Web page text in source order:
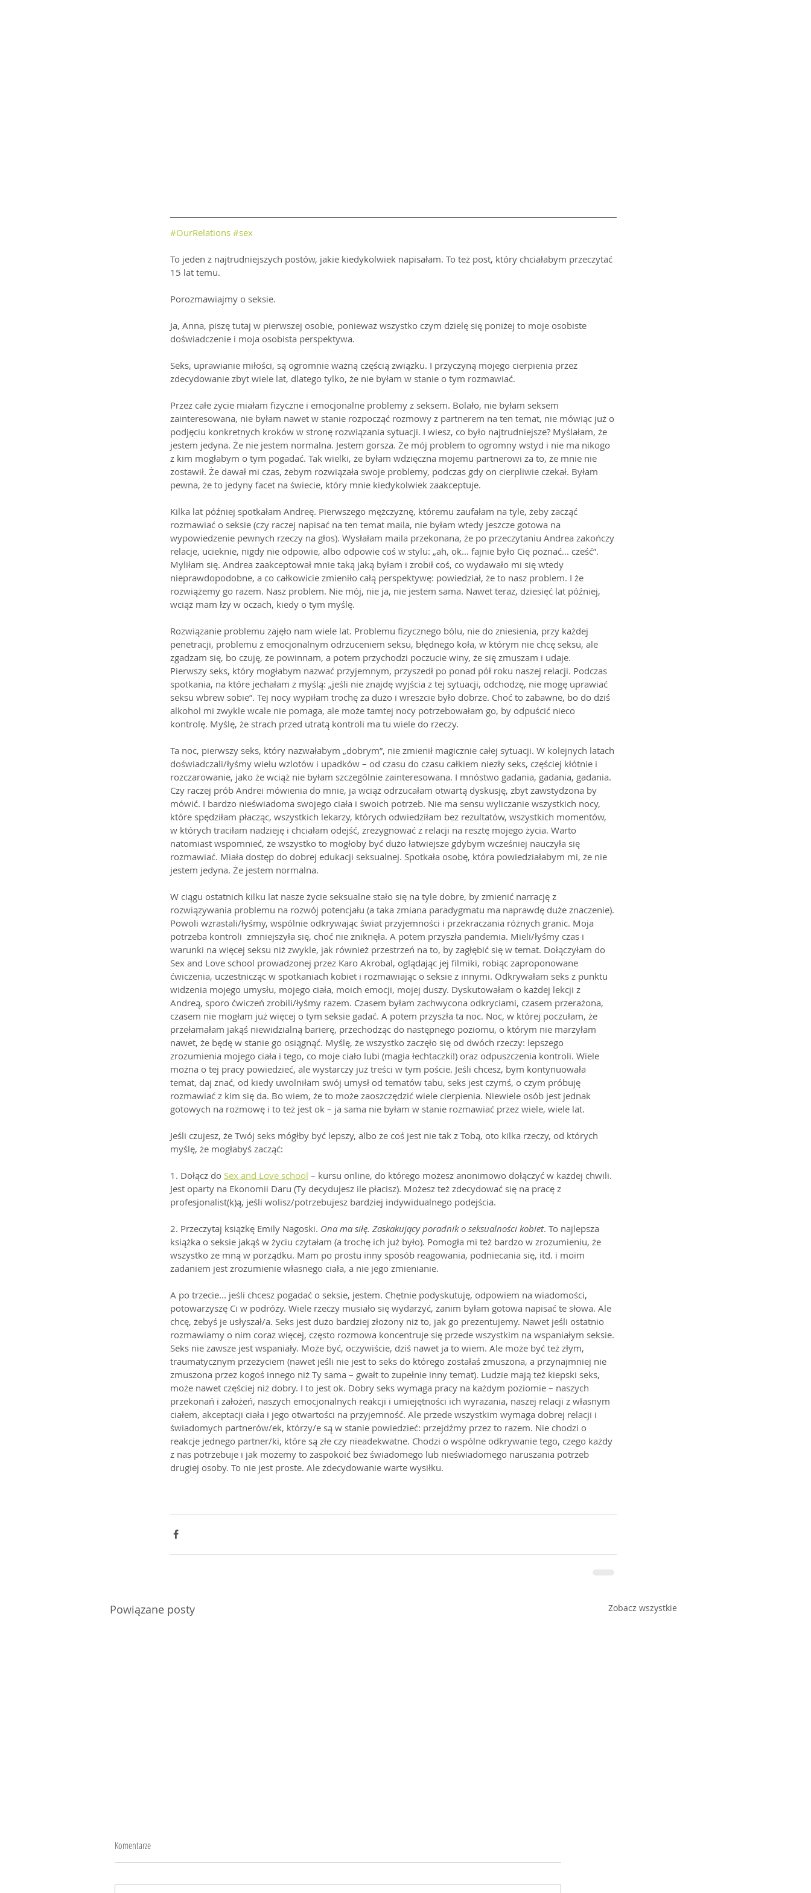
#OurRelations #sex
To jeden z najtrudniejszych postów, jakie kiedykolwiek napisałam. To też post, który chciałabym przeczytać
15 lat temu.
Porozmawiajmy o seksie.
Ja, Anna, piszę tutaj w pierwszej osobie, ponieważ wszystko czym dzielę się poniżej to moje osobiste
doświadczenie i moja osobista perspektywa.
Seks, uprawianie miłości, są ogromnie ważną częścią związku. I przyczyną mojego cierpienia przez
zdecydowanie zbyt wiele lat, dlatego tylko, że nie byłam w stanie o tym rozmawiać.
Przez całe życie miałam fizyczne i emocjonalne problemy z seksem. Bolało, nie byłam seksem
zainteresowana, nie byłam nawet w stanie rozpocząć rozmowy z partnerem na ten temat, nie mówiąc już o
podjęciu konkretnych kroków w stronę rozwiązania sytuacji. I wiesz, co było najtrudniejsze? Myślałam, że
jestem jedyna. Że nie jestem normalna. Jestem gorsza. Że mój problem to ogromny wstyd i nie ma nikogo
z kim mogłabym o tym pogadać. Tak wielki, że byłam wdzięczna mojemu partnerowi za to, że mnie nie
zostawił. Że dawał mi czas, żebym rozwiązała swoje problemy, podczas gdy on cierpliwie czekał. Byłam
pewna, że to jedyny facet na świecie, który mnie kiedykolwiek zaakceptuje.
Kilka lat później spotkałam Andreę. Pierwszego mężczyznę, któremu zaufałam na tyle, żeby zacząć
rozmawiać o seksie (czy raczej napisać na ten temat maila, nie byłam wtedy jeszcze gotowa na
wypowiedzenie pewnych rzeczy na głos). Wysłałam maila przekonana, że po przeczytaniu Andrea zakończy
relacje, ucieknie, nigdy nie odpowie, albo odpowie coś w stylu: „ah, ok... fajnie było Cię poznać... cześć”.
Myliłam się. Andrea zaakceptował mnie taką jaką byłam i zrobił coś, co wydawało mi się wtedy
nieprawdopodobne, a co całkowicie zmieniło całą perspektywę: powiedział, że to nasz problem. I że
rozwiążemy go razem. Nasz problem. Nie mój, nie ja, nie jestem sama. Nawet teraz, dziesięć lat później,
wciąż mam łzy w oczach, kiedy o tym myślę.
Rozwiązanie problemu zajęło nam wiele lat. Problemu fizycznego bólu, nie do zniesienia, przy każdej
penetracji, problemu z emocjonalnym odrzuceniem seksu, błędnego koła, w którym nie chcę seksu, ale
zgadzam się, bo czuję, że powinnam, a potem przychodzi poczucie winy, że się zmuszam i udaje.
Pierwszy seks, który mogłabym nazwać przyjemnym, przyszedł po ponad pół roku naszej relacji. Podczas
spotkania, na które jechałam z myślą: „jeśli nie znajdę wyjścia z tej sytuacji, odchodzę, nie mogę uprawiać
seksu wbrew sobie”. Tej nocy wypiłam trochę za dużo i wreszcie było dobrze. Choć to zabawne, bo do dziś
alkohol mi zwykle wcale nie pomaga, ale może tamtej nocy potrzebowałam go, by odpuścić nieco
kontrolę. Myślę, że strach przed utratą kontroli ma tu wiele do rzeczy.
Ta noc, pierwszy seks, który nazwałabym „dobrym”, nie zmienił magicznie całej sytuacji. W kolejnych latach
doświadczali/łyśmy wielu wzlotów i upadków – od czasu do czasu całkiem niezły seks, częściej kłótnie i
rozczarowanie, jako że wciąż nie byłam szczególnie zainteresowana. I mnóstwo gadania, gadania, gadania.
Czy raczej prób Andrei mówienia do mnie, ja wciąż odrzucałam otwartą dyskusję, zbyt zawstydzona by
mówić. I bardzo nieświadoma swojego ciała i swoich potrzeb. Nie ma sensu wyliczanie wszystkich nocy,
które spędziłam płacząc, wszystkich lekarzy, których odwiedziłam bez rezultatów, wszystkich momentów,
w których traciłam nadzieję i chciałam odejść, zrezygnować z relacji na resztę mojego życia. Warto
natomiast wspomnieć, że wszystko to mogłoby być dużo łatwiejsze gdybym wcześniej nauczyła się
rozmawiać. Miała dostęp do dobrej edukacji seksualnej. Spotkała osobę, która powiedziałabym mi, że nie
jestem jedyna. Że jestem normalna.
W ciągu ostatnich kilku lat nasze życie seksualne stało się na tyle dobre, by zmienić narrację z
rozwiązywania problemu na rozwój potencjału (a taka zmiana paradygmatu ma naprawdę duże znaczenie).
Powoli wzrastali/łyśmy, wspólnie odkrywając świat przyjemności i przekraczania różnych granic. Moja
potrzeba kontroli  zmniejszyła się, choć nie zniknęła. A potem przyszła pandemia. Mieli/łyśmy czas i
warunki na więcej seksu niż zwykle, jak również przestrzeń na to, by zagłębić się w temat. Dołączyłam do
Sex and Love school prowadzonej przez Karo Akrobal, oglądając jej filmiki, robiąc zaproponowane
ćwiczenia, uczestnicząc w spotkaniach kobiet i rozmawiając o seksie z innymi. Odkrywałam seks z punktu
widzenia mojego umysłu, mojego ciała, moich emocji, mojej duszy. Dyskutowałam o każdej lekcji z
Andreą, sporo ćwiczeń zrobili/łyśmy razem. Czasem byłam zachwycona odkryciami, czasem przerażona,
czasem nie mogłam już więcej o tym seksie gadać. A potem przyszła ta noc. Noc, w której poczułam, że
przełamałam jakąś niewidzialną barierę, przechodząc do następnego poziomu, o którym nie marzyłam
nawet, że będę w stanie go osiągnąć. Myślę, że wszystko zaczęło się od dwóch rzeczy: lepszego
zrozumienia mojego ciała i tego, co moje ciało lubi (magia łechtaczki!) oraz odpuszczenia kontroli. Wiele
można o tej pracy powiedzieć, ale wystarczy już treści w tym poście. Jeśli chcesz, bym kontynuowała
temat, daj znać, od kiedy uwolniłam swój umysł od tematów tabu, seks jest czymś, o czym próbuję
rozmawiać z kim się da. Bo wiem, że to może zaoszczędzić wiele cierpienia. Niewiele osób jest jednak
gotowych na rozmowę i to też jest ok – ja sama nie byłam w stanie rozmawiać przez wiele, wiele lat.
Jeśli czujesz, że Twój seks mógłby być lepszy, albo że coś jest nie tak z Tobą, oto kilka rzeczy, od których
myślę, że mogłabyś zacząć:
1. Dołącz do Sex and Love school – kursu online, do którego możesz anonimowo dołączyć w każdej chwili.
Jest oparty na Ekonomii Daru (Ty decydujesz ile płacisz). Możesz też zdecydować się na pracę z
profesjonalist(k)ą, jeśli wolisz/potrzebujesz bardziej indywidualnego podejścia.
2. Przeczytaj książkę Emily Nagoski. Ona ma siłę. Zaskakujący poradnik o seksualności kobiet. To najlepsza
książka o seksie jakąś w życiu czytałam (a trochę ich już było). Pomogła mi też bardzo w zrozumieniu, że
wszystko ze mną w porządku. Mam po prostu inny sposób reagowania, podniecania się, itd. i moim
zadaniem jest zrozumienie własnego ciała, a nie jego zmienianie.
A po trzecie... jeśli chcesz pogadać o seksie, jestem. Chętnie podyskutuję, odpowiem na wiadomości,
potowarzyszę Ci w podróży. Wiele rzeczy musiało się wydarzyć, zanim byłam gotowa napisać te słowa. Ale
chcę, żebyś je usłyszał/a. Seks jest dużo bardziej złożony niż to, jak go prezentujemy. Nawet jeśli ostatnio
rozmawiamy o nim coraz więcej, często rozmowa koncentruje się przede wszystkim na wspaniałym seksie.
Seks nie zawsze jest wspaniały. Może być, oczywiście, dziś nawet ja to wiem. Ale może być też złym,
traumatycznym przeżyciem (nawet jeśli nie jest to seks do którego zostałaś zmuszona, a przynajmniej nie
zmuszona przez kogoś innego niż Ty sama – gwałt to zupełnie inny temat). Ludzie mają też kiepski seks,
może nawet częściej niż dobry. I to jest ok. Dobry seks wymaga pracy na każdym poziomie – naszych
przekonań i założeń, naszych emocjonalnych reakcji i umiejętności ich wyrażania, naszej relacji z własnym
ciałem, akceptacji ciała i jego otwartości na przyjemność. Ale przede wszystkim wymaga dobrej relacji i
świadomych partnerów/ek, którzy/e są w stanie powiedzieć: przejdźmy przez to razem. Nie chodzi o
reakcje jednego partner/ki, które są złe czy nieadekwatne. Chodzi o wspólne odkrywanie tego, czego każdy
z nas potrzebuje i jak możemy to zaspokoić bez świadomego lub nieświadomego naruszania potrzeb
drugiej osoby. To nie jest proste. Ale zdecydowanie warte wysiłku.
Powiązane posty Zobacz wszystkie
Ślub
Komentarze